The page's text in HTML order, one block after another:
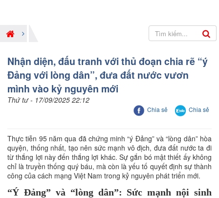
Nhận diện, đấu tranh với thủ đoạn chia rẽ “ý
Đảng với lòng dân”, đưa đất nước vươn
mình vào kỷ nguyên mới
Thứ tư - 17/09/2025 22:12
Chia sẻ Chia sẻ
Thực tiễn 95 năm qua đã chứng minh “ý Đảng” và “lòng dân” hòa
quyện, thống nhất, tạo nên sức mạnh vô địch, đưa đất nước ta đi
từ thắng lợi này đến thắng lợi khác. Sự gắn bó mật thiết ấy không
chỉ là truyền thống quý báu, mà còn là yếu tố quyết định sự thành
công của cách mạng Việt Nam trong kỷ nguyên phát triển mới.
“Ý Đảng” và “lòng dân”: Sức mạnh nội sinh